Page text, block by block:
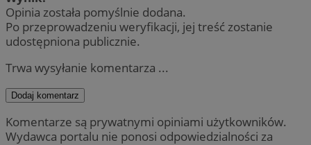
Opinia została pomyślnie dodana.
Po przeprowadzeniu weryfikacji, jej treść zostanie
udostępniona publicznie.
Trwa wysyłanie komentarza ...
Dodaj komentarz
Komentarze są prywatnymi opiniami użytkowników.
Wydawca portalu nie ponosi odpowiedzialności za